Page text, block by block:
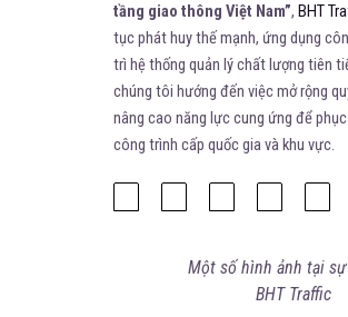
tầng giao thông Việt Nam”, BHT
tục phát huy thế mạnh, ứng dụng
trì hệ thống quản lý chất lượng tiên
chúng tôi hướng đến việc mở rộng
nâng cao năng lực cung ứng để
công trình cấp quốc gia và khu vực.
Một số hình ảnh tại
BHT Traffic